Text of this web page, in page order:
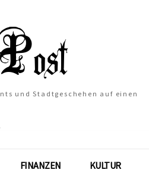
und Stadtgeschehen auf einen
FINANZEN KULTUR